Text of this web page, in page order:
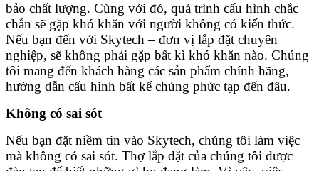
bảo chất lượng. Cùng với đó, quá trình cấu hình chắc
chắn sẽ gặp khó khăn với người không có kiến thức.
Nếu bạn đến với Skytech – đơn vị lắp đặt chuyên
nghiệp, sẽ không phải gặp bất kì khó khăn nào. Chúng
tôi mang đến khách hàng các sản phẩm chính hãng,
hướng dẫn cấu hình bất kể chúng phức tạp đến đâu.
Không có sai sót
Nếu bạn đặt niềm tin vào Skytech, chúng tôi làm việc
mà không có sai sót. Thợ lắp đặt của chúng tôi được